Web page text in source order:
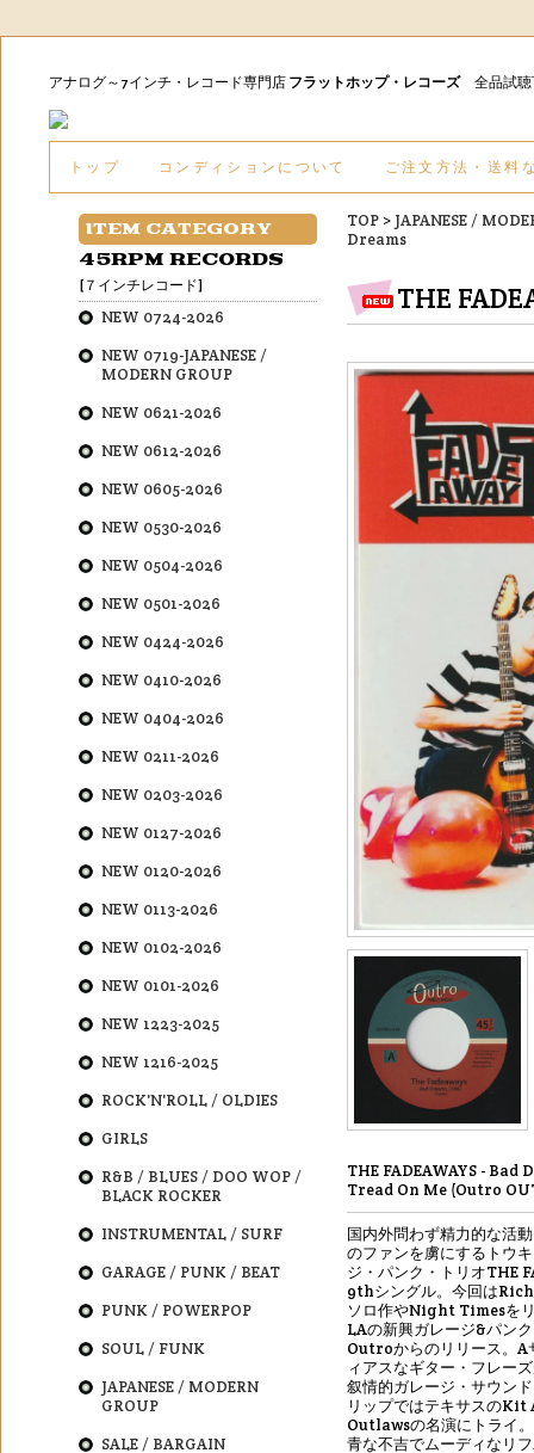
アナログ～7インチ・レコード専門店 フラットホップ・レコーズ全品試
トップ コンディションについて ご注文方法・送料
TOP > JAPANESE /
Dreams
THE
THE FADEAWAYS - Bad
Tread On Me (Outro
国内外問わず精力的な活
のファンを虜にするトウ
ジ・パンク・トリオTHE
9thシングル。今回は
ソロ作やNight Timesを
LAの新興ガレージ&パン
Outroからのリリース。A
ィアスなギター・フレー
叙情的ガレージ・サウン
リップではテキサスの
Outlawsの名演にトライ
青な不吉でムーディなリ
ITEM CATEGORY
45RPM RECORDS
[７インチレコード]
NEW 0724-2026
NEW 0719-JAPANESE /
MODERN GROUP
NEW 0621-2026
NEW 0612-2026
NEW 0605-2026
NEW 0530-2026
NEW 0504-2026
NEW 0501-2026
NEW 0424-2026
NEW 0410-2026
NEW 0404-2026
NEW 0211-2026
NEW 0203-2026
NEW 0127-2026
NEW 0120-2026
NEW 0113-2026
NEW 0102-2026
NEW 0101-2026
NEW 1223-2025
NEW 1216-2025
ROCK'N'ROLL / OLDIES
GIRLS
R&B / BLUES / DOO WOP /
BLACK ROCKER
INSTRUMENTAL / SURF
GARAGE / PUNK / BEAT
PUNK / POWERPOP
SOUL / FUNK
JAPANESE / MODERN
GROUP
SALE / BARGAIN